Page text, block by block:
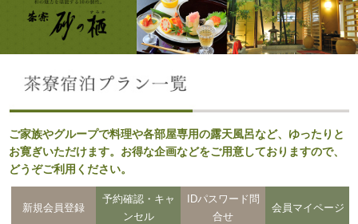
ご家族やグループで料理や各部屋専用の露天風呂など、ゆったりと
お寛ぎいただけます。お得な企画などをご用意しておりますので、
どうぞご利用ください。
新規会員登録
予約確認・キャ
ンセル
IDパスワード問
合せ
会員マイページ